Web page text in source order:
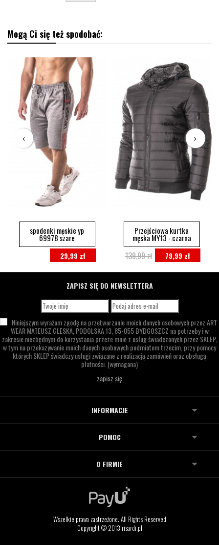
Mogą Ci się też spodobać:
spodenki męskie yp
69978 szare
29,99 zł
Przejściowa kurtka
męska MY13 - czarna
79,99 zł
139,99 zł
ZAPISZ SIĘ DO NEWSLETTERA
Niniejszym wyrażam zgodę na przetwarzanie moich danych osobowych przezART
WEAR MATEUSZ GLESKA,PODOLSKA 13,85-055 BYDGOSZCZ na potrzeby i w
zakresie niezbędnym do korzystania przeze mnie z usług świadczonych przez SKLEP,
w tym na przekazywanie moich danych osobowych podmiotom trzecim, przy pomocy
których SKLEP świadczy usługi związane z realizacją zamówień oraz obsługą
płatności.(wymagana)
INFORMACJE
POMOC
O FIRMIE
Wszelkie prawa zastrzeżone. All Rights Reserved
Copyright © 2013 risardi.pl